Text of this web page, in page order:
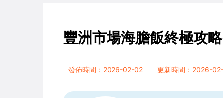
豐洲市場海膽飯終極攻
發佈時間：2026-02-02 更新時間：2026-